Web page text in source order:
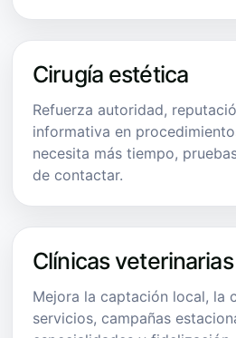
Cirugía estética
Refuerza autoridad,
informativa en
necesita más tiempo,
de contactar.
Clínicas veterinarias
Mejora la captación local, la
servicios, campañas